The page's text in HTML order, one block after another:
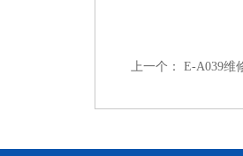
上一个： E-A039维